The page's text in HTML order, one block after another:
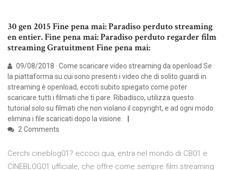
30 gen 2015 Fine pena mai: Paradiso perduto streaming
en entier. Fine pena mai: Paradiso perduto regarder film
streaming Gratuitment Fine pena mai:
09/08/2018 · Come scaricare video streaming da openload Se
la piattaforma su cui sono presenti i video che di solito guardi in
streaming è openload, eccoti subito spiegato come poter
scaricare tutti i filmati che ti pare. Ribadisco, utilizza questo
tutorial solo su filmati che non violano il copyright, e ad ogni modo
elimina i file scaricati dopo la visione.
2 Comments
Cerchi cineblog01? eccoci qua, entra nel mondo di CB01 e
CINEBLOG01 ufficiale, che offre come sempre film streaming